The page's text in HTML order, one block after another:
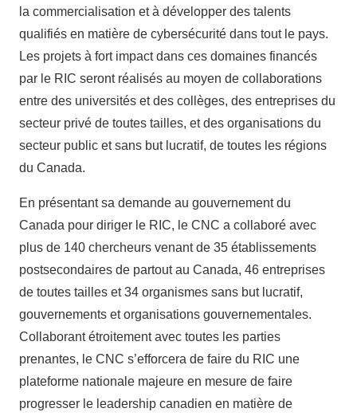
la commercialisation et à développer des talents
qualifiés en matière de cybersécurité dans tout le pays.
Les projets à fort impact dans ces domaines financés
par le RIC seront réalisés au moyen de collaborations
entre des universités et des collèges, des entreprises du
secteur privé de toutes tailles, et des organisations du
secteur public et sans but lucratif, de toutes les régions
du Canada.
En présentant sa demande au gouvernement du
Canada pour diriger le RIC, le CNC a collaboré avec
plus de 140 chercheurs venant de 35 établissements
postsecondaires de partout au Canada, 46 entreprises
de toutes tailles et 34 organismes sans but lucratif,
gouvernements et organisations gouvernementales.
Collaborant étroitement avec toutes les parties
prenantes, le CNC s’efforcera de faire du RIC une
plateforme nationale majeure en mesure de faire
progresser le leadership canadien en matière de